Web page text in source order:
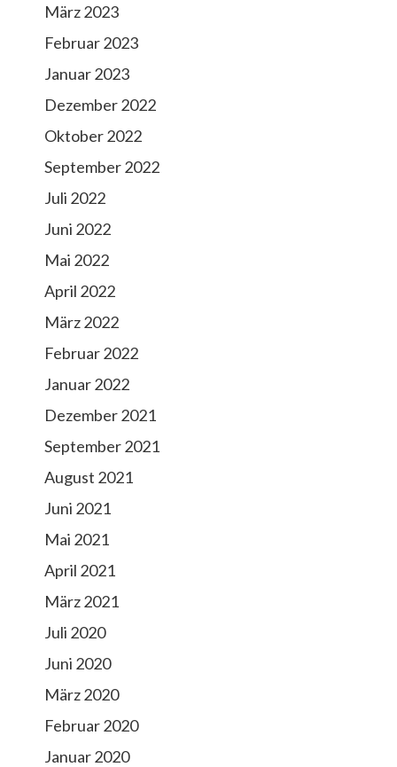
März 2023
Februar 2023
Januar 2023
Dezember 2022
Oktober 2022
September 2022
Juli 2022
Juni 2022
Mai 2022
April 2022
März 2022
Februar 2022
Januar 2022
Dezember 2021
September 2021
August 2021
Juni 2021
Mai 2021
April 2021
März 2021
Juli 2020
Juni 2020
März 2020
Februar 2020
Januar 2020